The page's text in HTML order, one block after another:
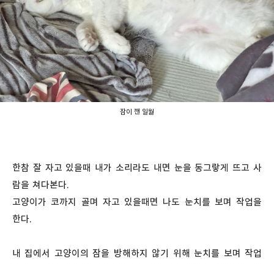
잠이 깬 일월
한참 잘 자고 있을때 내가 소리라도 내면 눈을 동그랗게 뜨고 사
람을 쳐다본다.
고양이가 코까지 골며 자고 있을때면 나도 눈치를 보며 작업을
한다.
내 집에서 고양이의 잠을 방해하지 않기 위해 눈치를 보며 작업